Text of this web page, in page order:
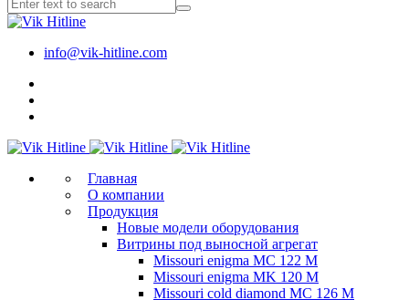
info@vik-hitline.com
Главная
О компании
Продукция
Новые модели оборудования
Витрины под выносной агрегат
Missouri enigma MC 122 M
Missouri enigma MK 120 M
Missouri cold diamond MC 126 M